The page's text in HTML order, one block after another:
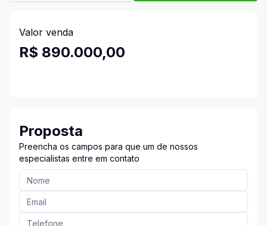
Valor venda
R$ 890.000,00
Proposta
Preencha os campos para que um de nossos
especialistas entre em contato